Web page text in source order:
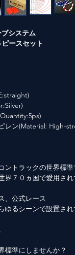
ブシステム
ースセット
レン(Material: High-
ントラックの世界標準
界７０ヵ国で愛用され
、公式レース
ゆるシーンで設置され
標準にしませんか？